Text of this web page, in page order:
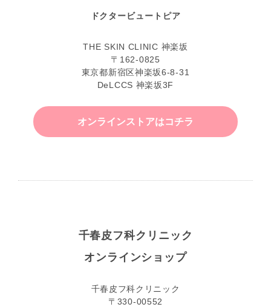
ドクタービュートピア
THE SKIN CLINIC 神楽坂
〒162-0825
東京都新宿区神楽坂6-8-31
DeLCCS 神楽坂3F
オンラインストアはコチラ
千春皮フ科クリニック
オンラインショップ
千春皮フ科クリニック
〒330-00552